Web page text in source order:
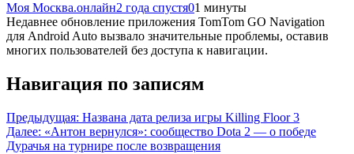
Моя Москва.онлайн2 года спустя01 минуты
Недавнее обновление приложения TomTom GO Navigation
для Android Auto вызвало значительные проблемы, оставив
многих пользователей без доступа к навигации.
Навигация по записям
Предыдущая: Названа дата релиза игры Killing Floor 3
Далее: «Антон вернулся»: сообщество Dota 2 — о победе
Дурачья на турнире после возвращения